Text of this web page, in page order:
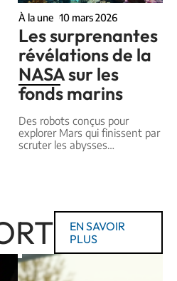
À la une 10 mars 2026
Les surprenantes
révélations de la
NASA sur les
fonds marins
Des robots conçus pour
explorer Mars qui finissent par
scruter les abysses
EN SAVOIR
PLUS